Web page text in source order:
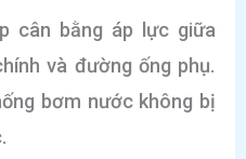
cân bằng áp lực giữa
và đường ống phụ.
bơm nước không bị